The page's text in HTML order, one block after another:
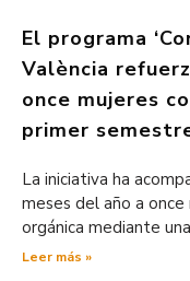
El programa
València
once mujeres
primer
La iniciativa ha
meses del año a once
orgánica mediante
Leer más »